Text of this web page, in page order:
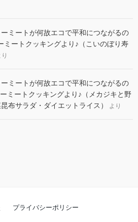
ミートが何故エコで平和につながるの
ミートクッキングより♪（こいのぼり寿
ミートが何故エコで平和につながるの
ミートクッキングより♪（メカジキと野
布サラダ・ダイエットライス）
より
プライバシーポリシー